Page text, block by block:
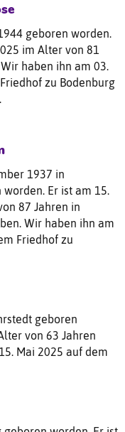
geboren worden.
im Alter von 81
haben ihn am 03.
zu Bodenburg
1937 in
Er ist am 15.
87 Jahren in
Wir haben ihn am
Friedhof zu
geboren
von 63 Jahren
Mai 2025 auf dem